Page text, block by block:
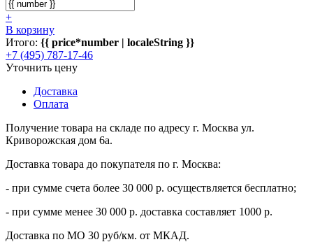
+
В корзину
Итого: {{ price*number | localeString }}
+7 (495) 787-17-46
Уточнить цену
Доставка
Оплата
Получение товара на складе по адресу г. Москва ул.
Криворожская дом 6а.
Доставка товара до покупателя по г. Москва:
- при сумме счета более 30 000 р. осуществляется бесплатно;
- при сумме менее 30 000 р. доставка составляет 1000 р.
Доставка по МО 30 руб/км. от МКАД.